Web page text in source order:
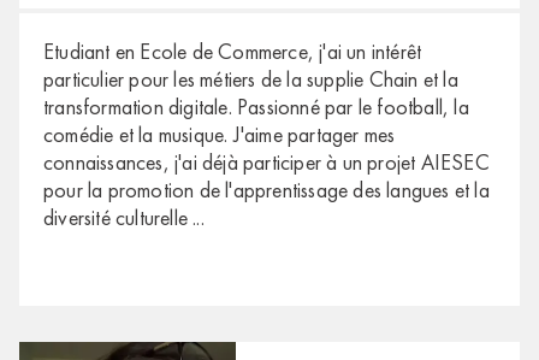
Etudiant en Ecole de Commerce, j'ai un intérêt
particulier pour les métiers de la supplie Chain et la
transformation digitale. Passionné par le football, la
comédie et la musique. J'aime partager mes
connaissances, j'ai déjà participer à un projet AIESEC
pour la promotion de l'apprentissage des langues et la
diversité culturelle...